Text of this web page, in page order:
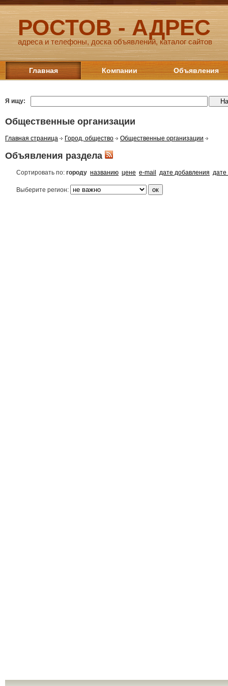
РОСТОВ - АДРЕС
адреса и телефоны, доска объявлений, каталог сайтов
Главная Компании Объявления
Я ищу:
Общественные организации
Главная страница Город, общество Общественные организации
Объявления раздела
Сортировать по: городу названию цене e-mail дате добавления
Выберите регион: